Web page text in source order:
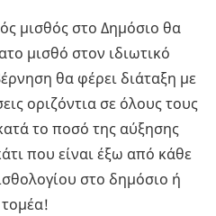
μισθός στο Δημόσιο θα
μισθό στον ιδιωτικό
θα φέρει διάταξη με
οριζόντια σε όλους τους
το ποσό της αύξησης
που είναι έξω από κάθε
στο δημόσιο ή